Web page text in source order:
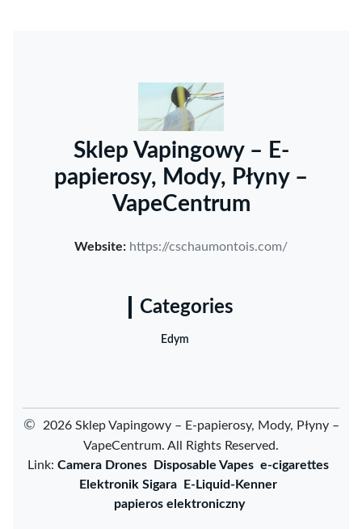
Sklep Vapingowy – E-
papierosy, Mody, Płyny –
VapeCentrum
Website: https://cschaumontois.com/
Categories
Edym
©
2026 Sklep Vapingowy – E-papierosy, Mody, Płyny –
VapeCentrum. All Rights Reserved.
Link: Camera Drones Disposable Vapes e-cigarettes
Elektronik Sigara
E-Liquid-Kenner
papieros elektroniczny